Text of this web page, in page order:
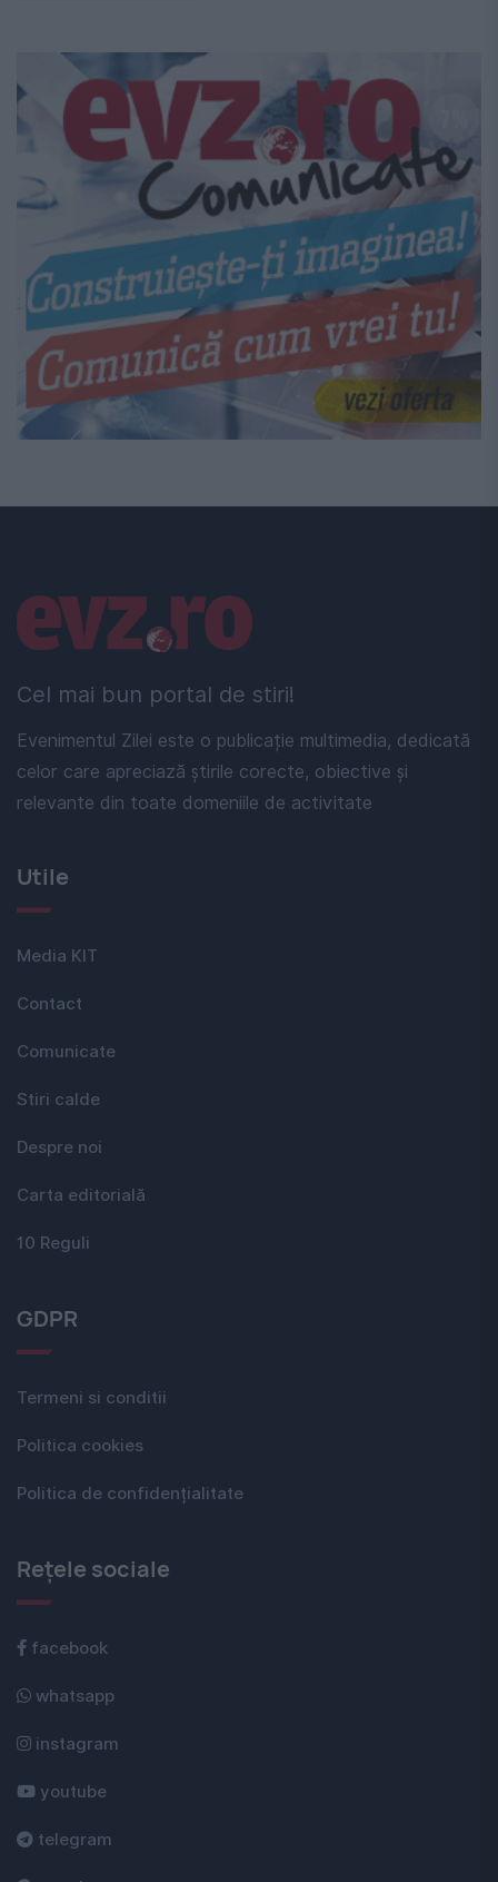
Cel mai bun portal de stiri!
Evenimentul Zilei este o publicație multimedia, dedicată
celor care apreciază știrile corecte, obiective și
relevante din toate domeniile de activitate
Linkuri utile
Utile
Media KIT
Contact
Comunicate
Stiri calde
Despre noi
Carta editorială
10 Reguli
GDPR
Termeni si conditii
Politica cookies
Politica de confidențialitate
Rețele sociale
facebook
whatsapp
instagram
youtube
telegram